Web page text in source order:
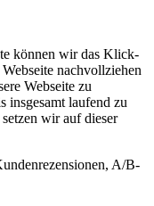
können wir das Klick-
nachvollziehen
Webseite zu
insgesamt laufend zu
wir auf dieser
A/B-